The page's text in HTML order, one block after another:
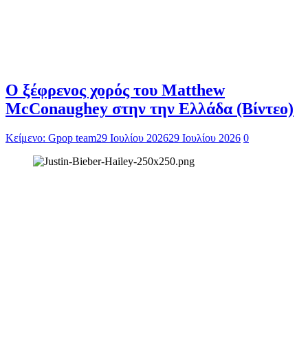
Ο ξέφρενος χορός του Matthew
McConaughey στην την Ελλάδα (Βίντεο)
Κείμενο: Gpop team29 Ιουλίου 202629 Ιουλίου 2026 0